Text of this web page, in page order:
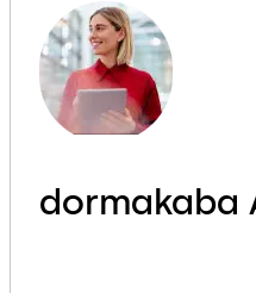
dormakaba